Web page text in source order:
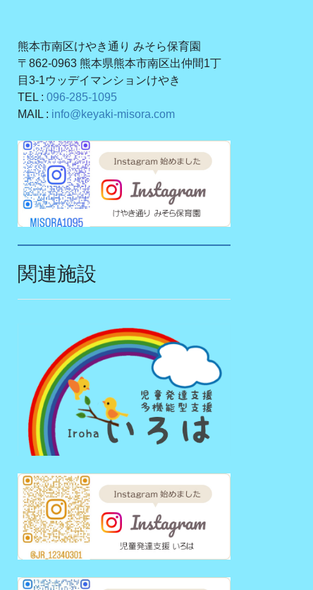
熊本市南区けやき通り みそら保育園
〒862-0963 熊本県熊本市南区出仲間1丁
目3-1ウッデイマンションけやき
TEL :096-285-1095
MAIL : info@keyaki-misora.com
関連施設